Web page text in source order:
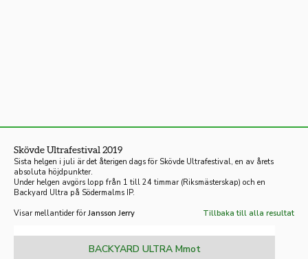
Skövde Ultrafestival 2019
Sista helgen i juli är det återigen dags för Skövde Ultrafestival, en av årets
absoluta höjdpunkter.
Under helgen avgörs lopp från 1 till 24 timmar (Riksmästerskap) och en
Backyard Ultra på Södermalms IP.
Visar mellantider för Jansson Jerry Tillbaka till alla resultat
BACKYARD ULTRA Mmot